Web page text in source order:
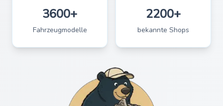
3600+
Fahrzeugmodelle
2200+
bekannte Shops